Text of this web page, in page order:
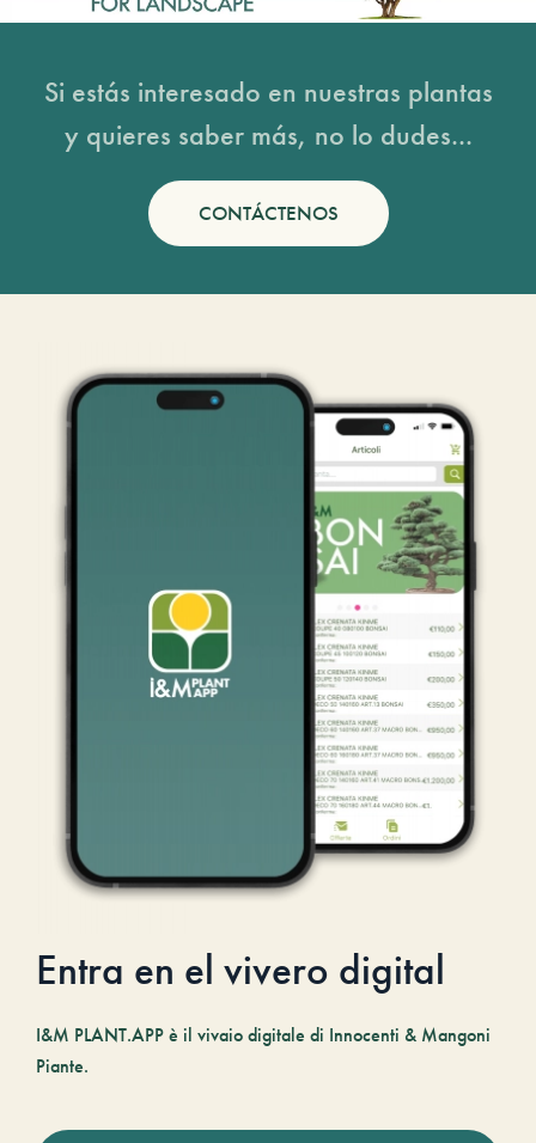
Si estás interesado en nuestras plantas
y quieres saber más, no lo dudes...
CONTÁCTENOS
Entra en el vivero digital
I&M PLANT.APP è il vivaio digitale di Innocenti & Mangoni
Piante.